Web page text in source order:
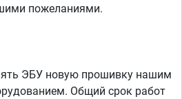
пожеланиями.
ЭБУ новую прошивку нашим
Общий срок работ